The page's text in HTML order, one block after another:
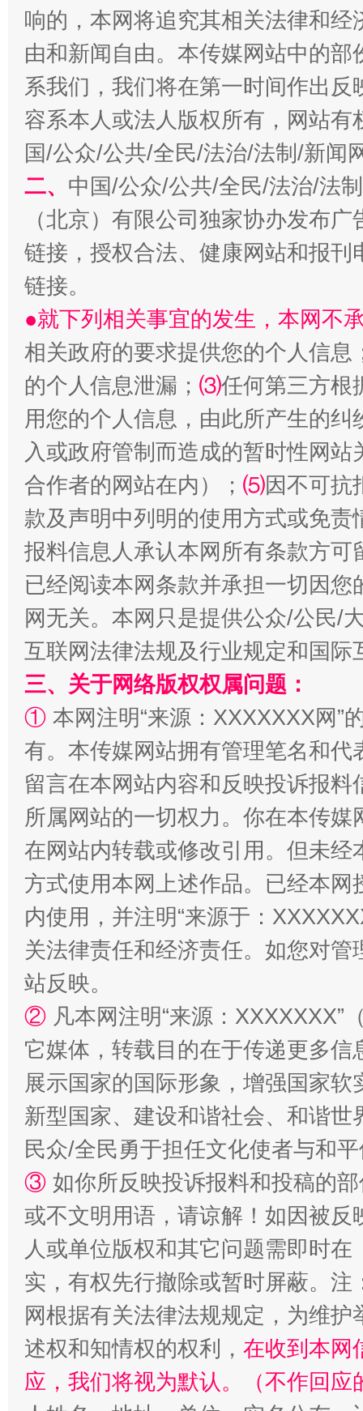
习近平的博鳌关键词
魏明亮
“刷贴”乱象丛生
揭批美国五大"原罪" "炒
解纷+调解+退费，一次搞定
站台名比不上好声名
漫山遍野的桃花与雪山、麦地、白藏房 除
响的，本网将追究其相关法律和
由和新闻自由。本传媒网站中的
系我们，我们将在第一时间作出
容系本人或法人版权所有，网站
国/公众/公共/全民/法治/法制/新闻
二、 中国/公众/公共/全民/法治/法
（北京）有限公司独家协办发布
链接，授权合法、健康网站和报
链接。
●就下列相关事宜的发生，本网不
相关政府的要求提供您的个人信息
的个人信息泄漏； ⑶任何第三方根
用您的个人信息，由此所产生的纠
入或政府管制而造成的暂时性网
合作者的网站在内）； ⑸因不可抗
款及声明中列明的使用方式或免责
报料信息人承认本网所有条款方
已经阅读本网条款并承担一切因
网无关。本网只是提供公众/公民/
互联网法律法规及行业规定和国
三、关于网络版权权属问题：
① 本网注明“来源：XXXXXXX网”
有。本传媒网站拥有管理笔名和
留言在本网站内容和反映投诉报
所属网站的一切权力。你在本传
在网站内转载或修改引用。但未
方式使用本网上述作品。已经本
内使用，并注明“来源于：
关法律责任和经济责任。如您对
站反映。
② 凡本网注明“来源：
它媒体，转载目的在于传递更多
展示国家的国际形象，增强国家
新型国家、建设和谐社会、和谐
民众/全民勇于担任文化使者与和
③ 如你所反映投诉报料和投稿的
或不文明用语，请谅解！如因被
人或单位版权和其它问题需即时在
实，有权先行撤除或暂时屏蔽。
网根据有关法律法规规定，为维
述权和知情权的权利， 在收到本网
应，我们将视为默认。（不作回应